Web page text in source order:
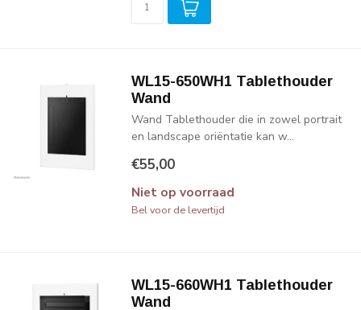
WL15-650WH1 Tablethouder
Wand
Wand Tablethouder die in zowel portrait
en landscape oriëntatie kan w...
€55,00
Niet op voorraad
Bel voor de levertijd
WL15-660WH1 Tablethouder
Wand